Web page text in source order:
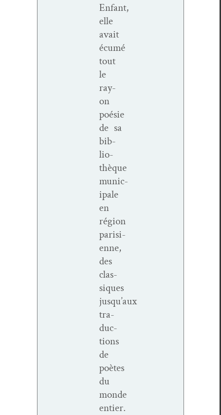
Enfant,
elle
avait
écumé
tout
le
ray­
on
poésie
de sa
bib­
lio­
thèque
munic­
i­pale
en
région
parisi­
enne,
des
clas­
siques
jusqu’aux
tra­
duc­
tions
de
poètes
du
monde
entier.